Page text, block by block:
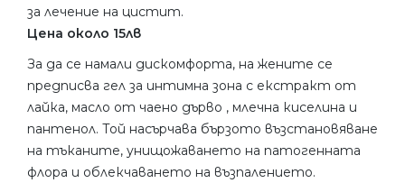
за лечение на цистит.
Цена около 15лв
За да се намали дискомфорта, на жените се
предписва гел за интимна зона с екстракт от
лайка, масло от чаено дърво , млечна киселина и
пантенол. Той насърчава бързото възстановяване
на тъканите, унищожаването на патогенната
флора и облекчаването на възпалението.